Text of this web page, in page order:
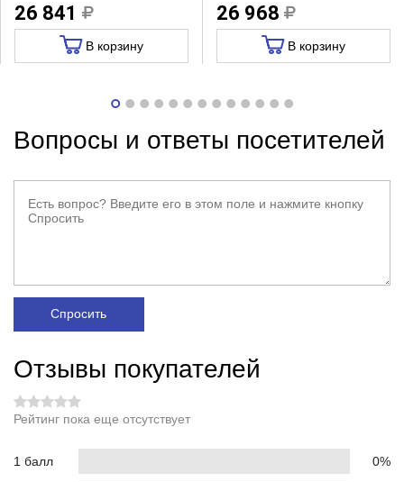
26 841
В корзину
26 968
В корзину
Вопросы и ответы посетителей
Спросить
Отзывы покупателей
Рейтинг пока еще отсутствует
1 балл 0%